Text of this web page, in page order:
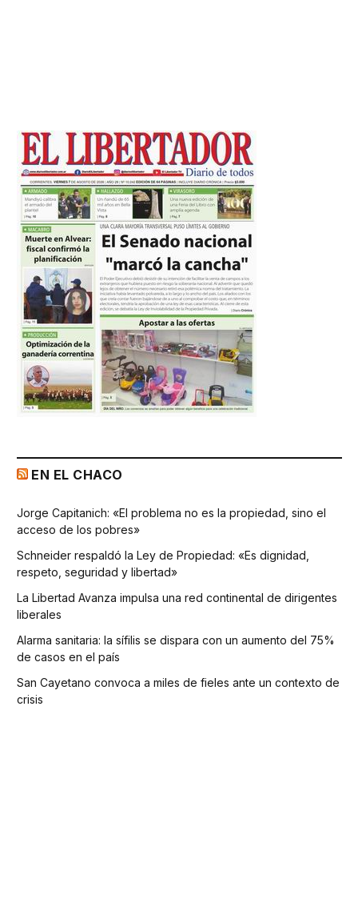
EN EL CHACO
Jorge Capitanich: «El problema no es la propiedad, sino el
acceso de los pobres»
Schneider respaldó la Ley de Propiedad: «Es dignidad,
respeto, seguridad y libertad»
La Libertad Avanza impulsa una red continental de dirigentes
liberales
Alarma sanitaria: la sífilis se dispara con un aumento del 75%
de casos en el país
San Cayetano convoca a miles de fieles ante un contexto de
crisis